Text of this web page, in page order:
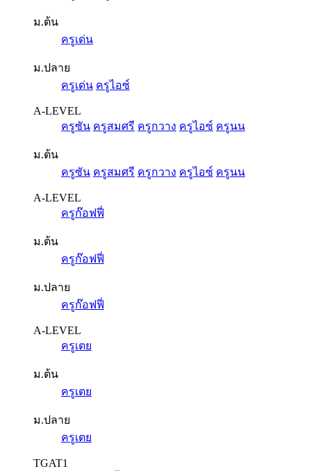
ม.ต้น
ครูเด่น
ม.ปลาย
ครูเด่น ครูไอซ์
A-LEVEL
ครูซัน ครูสมศรี ครูกวาง ครูไอซ์ ครูนน
ม.ต้น
ครูซัน ครูสมศรี ครูกวาง ครูไอซ์ ครูนน
A-LEVEL
ครูก๊อฟฟี่
ม.ต้น
ครูก๊อฟฟี่
ม.ปลาย
ครูก๊อฟฟี่
A-LEVEL
ครูเตย
ม.ต้น
ครูเตย
ม.ปลาย
ครูเตย
TGAT1